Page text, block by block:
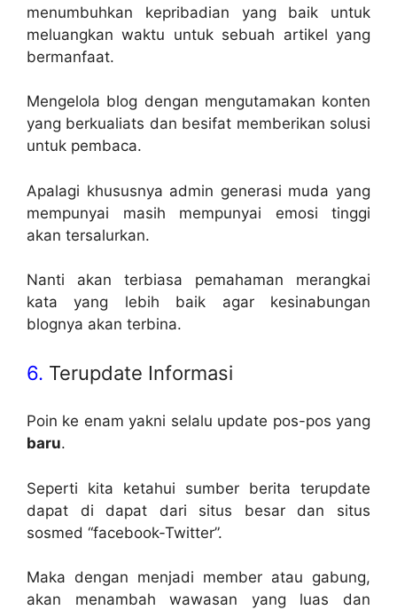
menumbuhkan kepribadian yang baik untuk
meluangkan waktu untuk sebuah artikel yang
bermanfaat.
Mengelola blog dengan mengutamakan konten
yang berkualiats dan besifat memberikan solusi
untuk pembaca.
Apalagi khususnya admin generasi muda yang
mempunyai masih mempunyai emosi tinggi
akan tersalurkan.
Nanti akan terbiasa pemahaman merangkai
kata yang lebih baik agar kesinabungan
blognya akan terbina.
6. Terupdate Informasi
Poin ke enam yakni selalu update pos-pos yang
baru.
Seperti kita ketahui sumber berita terupdate
dapat di dapat dari situs besar dan situs
sosmed “facebook-Twitter”.
Maka dengan menjadi member atau gabung,
akan menambah wawasan yang luas dan